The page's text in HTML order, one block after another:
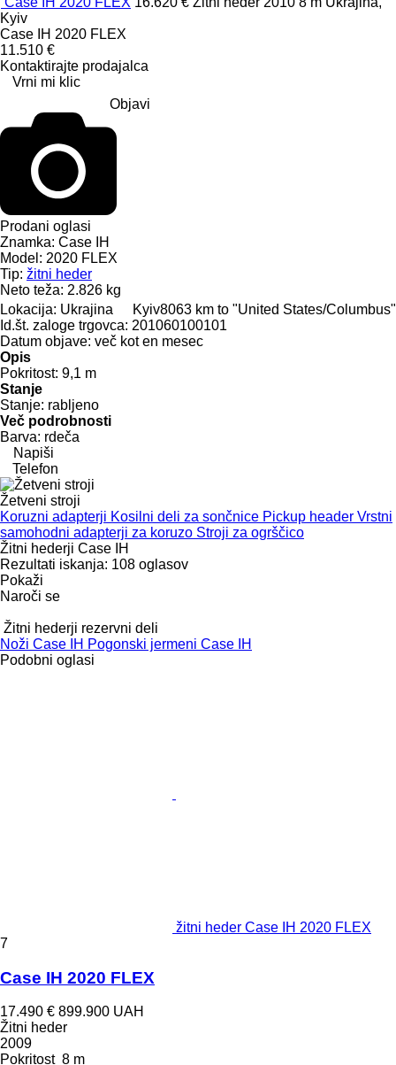
Kyiv
Case IH 2020 FLEX
11.510 €
Kontaktirajte prodajalca
Vrni mi klic
Objavi
Prodani oglasi
Znamka: Case IH
Model: 2020 FLEX
Tip: žitni heder
Neto teža: 2.826 kg
Lokacija: Ukrajina Kyiv8063 km to "United States/Columbus"
Id.št. zaloge trgovca: 201060100101
Datum objave: več kot en mesec
Opis
Pokritost: 9,1 m
Stanje
Stanje: rabljeno
Več podrobnosti
Barva: rdeča
Napiši
Telefon
Žetveni stroji
Koruzni adapterji Kosilni deli za sončnice Pickup header Vrstni
samohodni adapterji za koruzo Stroji za ogrščico
Žitni hederji Case IH
Rezultati iskanja: 108 oglasov
Pokaži
Naroči se
Žitni hederji rezervni deli
Noži Case IH Pogonski jermeni Case IH
Podobni oglasi
žitni heder Case IH 2020 FLEX
7
Case IH 2020 FLEX
17.490 € 899.900 UAH
Žitni heder
2009
Pokritost 8 m